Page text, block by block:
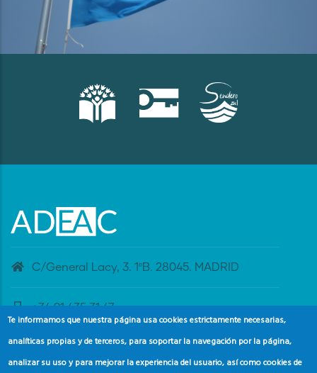
C/General Lacy, 3. 1ºB. 28045. MADRID
+34 91 435 31 47
banderaazul@adeac.es
Te informamos que nuestra página usa cookies estrictamente necesarias,
analíticas propias y de terceros, para soportar la navegación por la página,
analizar su uso y para mejorar la experiencia del usuario, así como cookies de